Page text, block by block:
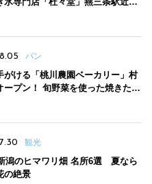
パン
がける「桃川農園ベーカリー」村
ープン！ 旬野菜を使った焼きたて
観光
潟のヒマワリ畑 名所6選 夏なら
の絶景